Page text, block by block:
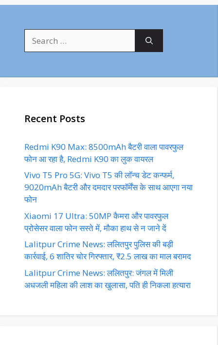
for:
Recent Posts
Redmi K90 Max: 8500mAh बैटरी वाला पावरफुल
फोन आ रहा है, Redmi K90 का लुक वायरल
Vivo T5 Pro 5G: Vivo T5 की लॉन्च डेट कन्फर्म,
9020mAh बैटरी और दमदार परफॉर्मेंस के साथ आएगा नया
फोन
Xiaomi 17 Ultra: 50MP कैमरा और पावरफुल
प्रोसेसर वाला फोन सस्ते में, मौका हाथ से न जाने दें
Lalitpur Crime News: ललितपुर पुलिस की बड़ी
कार्रवाई, 6 शातिर चोर गिरफ्तार, ₹2.5 लाख का माल बरामद
Lalitpur Crime News: ललितपुर: जंगल में मिली
अधजली महिला की लाश का खुलासा, पति ही निकला हत्यारा